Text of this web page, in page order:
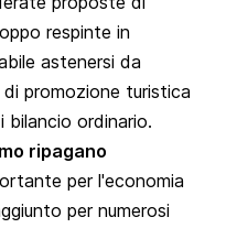
respinte in
astenersi da
promozione turistica
bilancio ordinario.
ripagano
per l'economia
per numerosi